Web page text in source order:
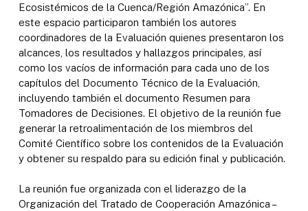
Ecosistémicos de la Cuenca/Región Amazónica”. En
este espacio participaron también los autores
coordinadores de la Evaluación quienes presentaron los
alcances, los resultados y hallazgos principales, así
como los vacíos de información para cada uno de los
capítulos del Documento Técnico de la Evaluación,
incluyendo también el documento Resumen para
Tomadores de Decisiones. El objetivo de la reunión fue
generar la retroalimentación de los miembros del
Comité Científico sobre los contenidos de la Evaluación
y obtener su respaldo para su edición final y publicación.
La reunión fue organizada con el liderazgo de la
Organización del Tratado de Cooperación Amazónica –